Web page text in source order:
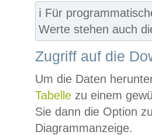
ℹ️ Für
Werte stehen auch
Zugriff auf die
Um die Daten
Tabelle zu einem
Sie dann die Option
Diagrammanzeige.